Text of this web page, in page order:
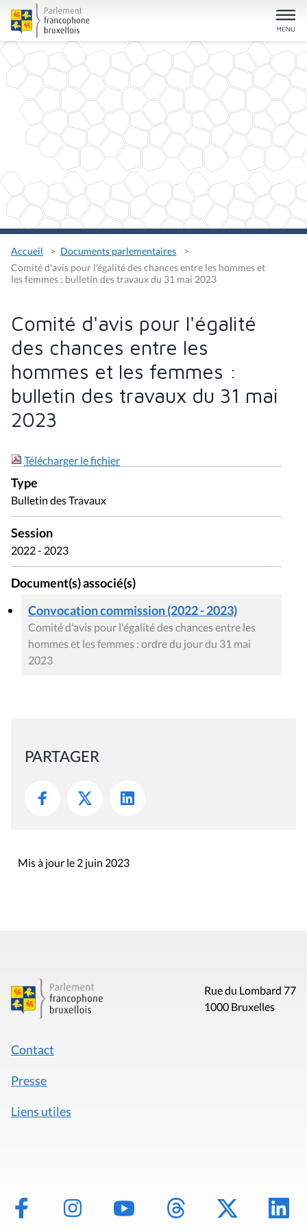
Accueil
Documents parlementaires
Comité d'avis pour l'égalité des chances entre les hommes et
les femmes : bulletin des travaux du 31 mai 2023
Comité d'avis pour l'égalité
des chances entre les
hommes et les femmes :
bulletin des travaux du 31 mai
2023
Télécharger le fichier
Type
Bulletin des Travaux
Session
2022 - 2023
Document(s) associé(s)
Convocation commission (2022 - 2023)
Comité d'avis pour l'égalité des chances entre les
hommes et les femmes : ordre du jour du 31 mai
2023
PARTAGER
Mis à jour le 2 juin 2023
Rue du Lombard 77
1000 Bruxelles
Contact
Presse
Liens utiles